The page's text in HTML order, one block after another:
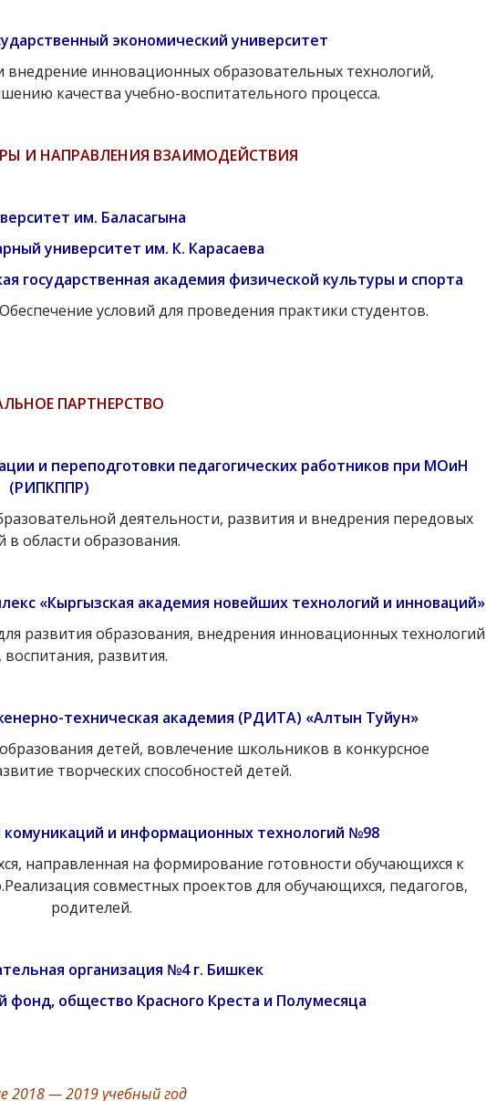
экономический университет
инновационных образовательных технологий,
качества учебно-воспитательного процесса.
И НАПРАВЛЕНИЯ ВЗАИМОДЕЙСТВИЯ
им. Баласагына
университет им. К. Карасаева
государственная академия физической культуры и спорта
Обеспечение условий для проведения практики студентов.
ПАРТНЕРСТВО
и переподготовки педагогических работников при МОиН
(РИПКППР)
деятельности, развития и внедрения передовых
в области образования.
«Кыргызская академия новейших технологий и инноваций»
развития образования, внедрения инновационных технологий
воспитания, развития.
техническая академия (РДИТА) «Алтын Туйун»
детей, вовлечение школьников в конкурсное
творческих способностей детей.
и информационных технологий №98
направленная на формирование готовности обучающихся к
совместных проектов для обучающихся, педагогов,
родителей.
организация №4 г. Бишкек
общество Красного Креста и Полумесяца
2018 — 2019 учебный год